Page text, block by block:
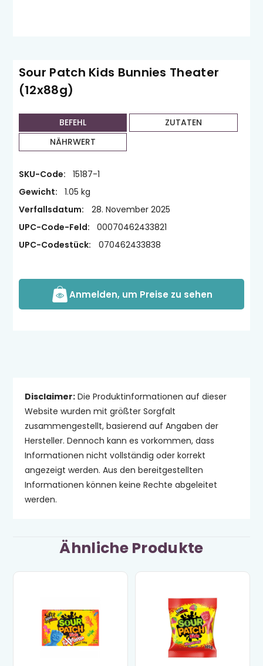
Sour Patch Kids Bunnies Theater
(12x88g)
BEFEHL
ZUTATEN
NÄHRWERT
SKU-Code:
15187-1
Gewicht:
1.05 kg
Verfallsdatum:
28. November 2025
UPC-Code-Feld:
00070462433821
UPC-Codestück:
070462433838
Anmelden, um Preise zu sehen
Disclaimer:Die Produktinformationen auf dieser
Website wurden mit größter Sorgfalt
zusammengestellt, basierend auf Angaben der
Hersteller. Dennoch kann es vorkommen, dass
Informationen nicht vollständig oder korrekt
angezeigt werden. Aus den bereitgestellten
Informationen können keine Rechte abgeleitet
werden.
Ähnliche Produkte